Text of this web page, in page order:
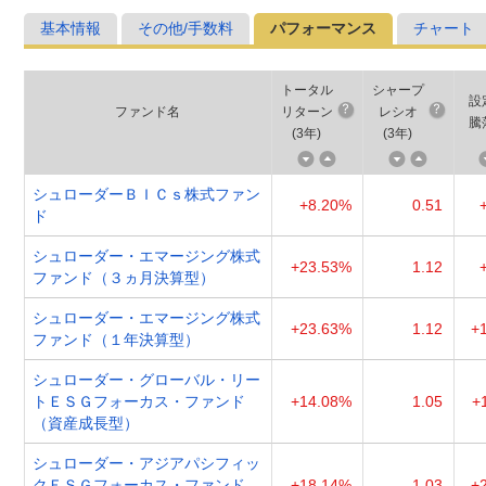
基本情報 その他/手数料 パフォーマンス チャート
ファンド名
トータル
リターン
(3年)
シャープ
レシオ
(3年)
設
騰
シュローダーＢＩＣｓ株式ファン
ド
+8.20% 0.51
シュローダー・エマージング株式
ファンド（３ヵ月決算型）
+23.53% 1.12
シュローダー・エマージング株式
ファンド（１年決算型）
+23.63% 1.12
シュローダー・グローバル・リー
トＥＳＧフォーカス・ファンド
（資産成長型）
+14.08% 1.05
シュローダー・アジアパシフィッ